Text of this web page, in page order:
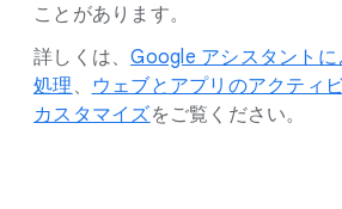
ことがあります。
詳しくは、​Google アシスタント
処理 、 ウェブと​アプリの​アクティ
カスタマイズを​ご覧ください。